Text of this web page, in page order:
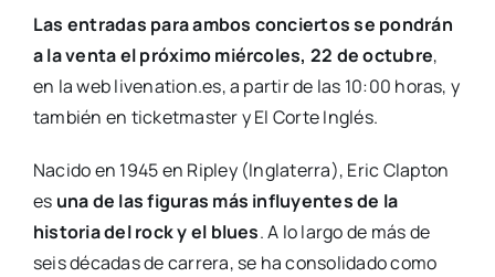
Las entradas para ambos conciertos se pondrán
a la venta el próximo miércoles, 22 de octubre,
en la web livenation.es, a partir de las 10:00 horas, y
también en ticketmaster y El Corte Inglés.
Nacido en 1945 en Ripley (Inglaterra), Eric Clapton
es una de las figuras más influyentes de la
historia del rock y el blues. A lo largo de más de
seis décadas de carrera, se ha consolidado como